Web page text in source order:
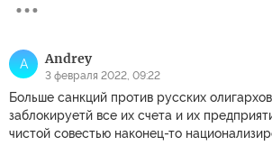
A Andrey
3 февраля 2022, 09:22
Больше санкций против русских
заблокируетй все их счета и их
чистой совестью наконец-то